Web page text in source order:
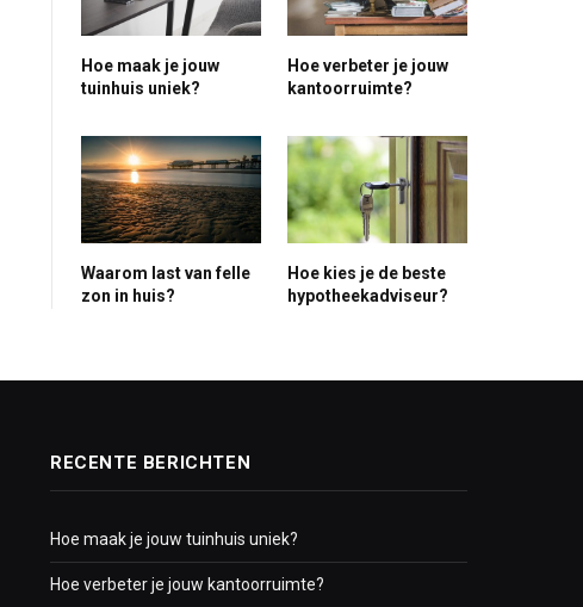
Hoe maak je jouw
tuinhuis uniek?
Hoe verbeter je jouw
kantoorruimte?
Waarom last van felle
zon in huis?
Hoe kies je de beste
hypotheekadviseur?
RECENTE BERICHTEN
Hoe maak je jouw tuinhuis uniek?
Hoe verbeter je jouw kantoorruimte?